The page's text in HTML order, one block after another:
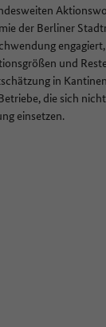
der Berliner
und
in
die sich
einsetzen.